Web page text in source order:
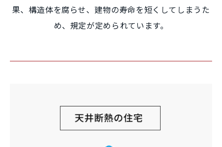
果、構造体を腐らせ、建物の寿命を短くしてしまうた
め、規定が定められています。